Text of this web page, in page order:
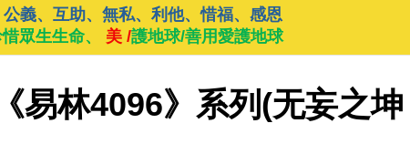
義、互助、無私、利他、惜福、感恩
眾生生命、 美 /護地球/善用愛護地球
易林4096》系列(无妄之坤